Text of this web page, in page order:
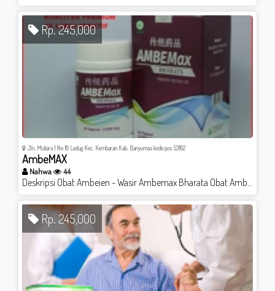
Rp. 245,000
Jln. Mutiara 1 No 18 Ledug Kec. Kembaran Kab. Banyumas kode pos 53182
AmbeMAX
Nahwa 44
Deskripsi Obat Ambeien - Wasir Ambemax Bharata Obat Ambeien - Wasir Ambemax Bharata Ambeien adalah kondisi saat tekanan pembuluh darah pada vena mengalami pelebaran dan mengakibatkan pembengkakan disekitar anus. kondisi seperti ini akan mengganggu aktivitas anda yang akan menyebabkan risih, gatal di sekitar anus, BAB terasa sakit, nyeri dan BAB berdarah. Sekarang anda tidak perlu lagi risau ataupun cemas karena kami punya solusi yang tepat dan cepat sembuhkan ambeien tanpa operasi dan tanpa efek samping. AMBEMax BHARATA Detail Produk 1 botol ambemax isi 50 kapsul @500mg Izin BPOM POM TR 193 332 131 Khasiat produk - Membantu meringankan gejala wasir - Menghilangkan nyeri ketika BAB - Mampu mengobati BAB berdarah dan sulit BAB - Mengilangkan rasa gatal di sekitar anus - Mengempiskan benjolan ambeien Dosis Aturan minum 3 x 2 kapsul perhari Komposisi Tiap kapsul mengandung ekstrak yang setara dengan - Graptophyllum pictum folium (Daun Ungu) 1.250mg - Phaleria macrocarpa fructus (Mahkota Dewa) 500mg - Curcuma Zedoaria rhizome ( Rimpang Kunit Putih) 750mg Untuk Keluhan Penyakit - Ambeien - Wasir - BAB Berdarah - BAB sakit - Susah BAB - Benjolan di anus - Perih, panas di sekitar anus dan berbagai gejala ambeien lainnya OBAT SELALU READY PRODUK 100% ORIGINAL
Rp. 245,000